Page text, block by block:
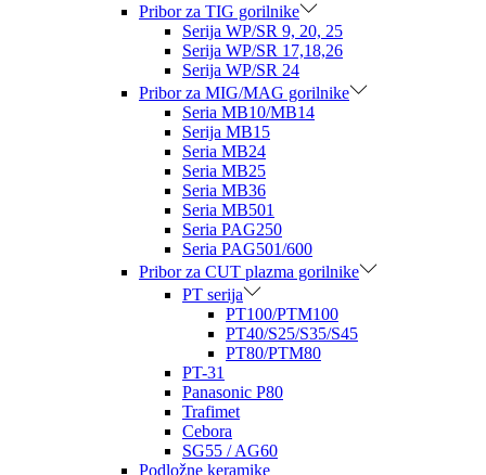
Pribor za TIG gorilnike
Serija WP/SR 9, 20, 25
Serija WP/SR 17,18,26
Serija WP/SR 24
Pribor za MIG/MAG gorilnike
Seria MB10/MB14
Serija MB15
Seria MB24
Seria MB25
Seria MB36
Seria MB501
Seria PAG250
Seria PAG501/600
Pribor za CUT plazma gorilnike
PT serija
PT100/PTM100
PT40/S25/S35/S45
PT80/PTM80
PT-31
Panasonic P80
Trafimet
Cebora
SG55 / AG60
Podložne keramike